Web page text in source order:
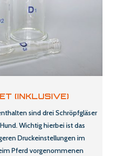
(INKLUSIVE)
sind drei Schröpfgläser
Wichtig hierbei ist das
Druckeinstellungen im
Pferd vorgenommenen